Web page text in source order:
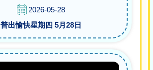
2026-05-28
普出愉快星期四 5月28日